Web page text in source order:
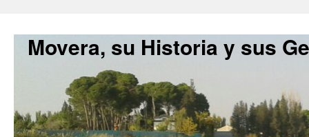
Movera, su Historia y sus